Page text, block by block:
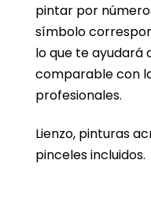
pintar por
símbolo
lo que te ayudará
comparable con
profesionales.
Lienzo, pinturas
pinceles incluidos.